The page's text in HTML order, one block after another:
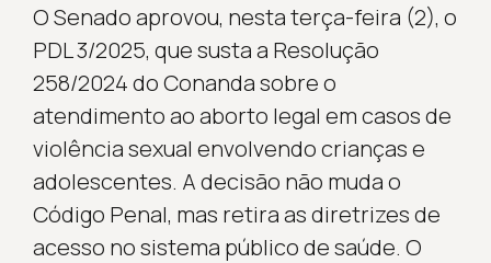
O Senado aprovou, nesta terça-feira (2), o
PDL 3/2025, que susta a Resolução
258/2024 do Conanda sobre o
atendimento ao aborto legal em casos de
violência sexual envolvendo crianças e
adolescentes. A decisão não muda o
Código Penal, mas retira as diretrizes de
acesso no sistema público de saúde. O